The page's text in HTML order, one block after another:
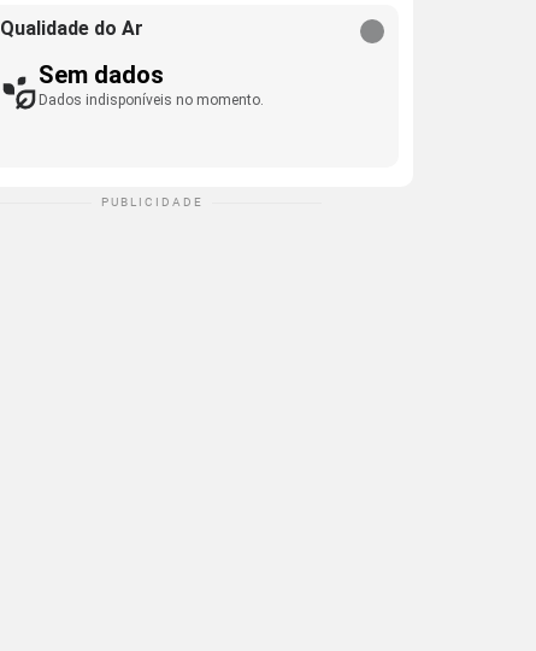
Qualidade do Ar
Sem dados
Dados indisponíveis no momento.